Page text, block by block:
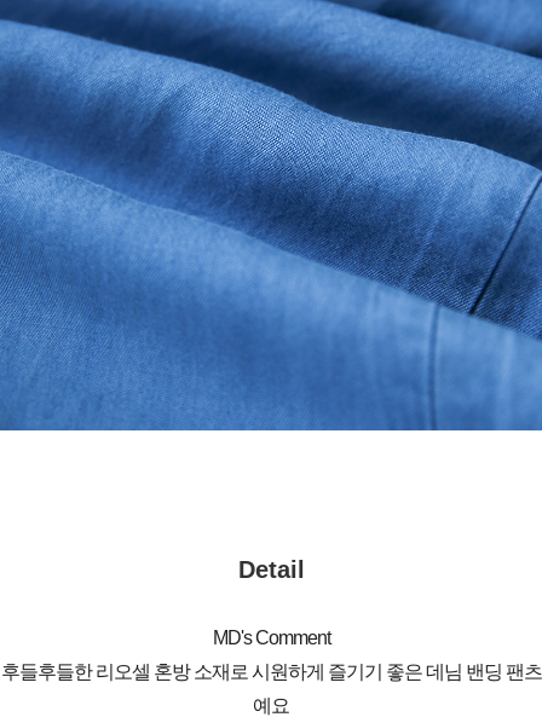
Detail
MD's Comment
후들후들한 리오셀 혼방 소재로 시원하게 즐기기 좋은 데님 밴딩 팬츠
예요